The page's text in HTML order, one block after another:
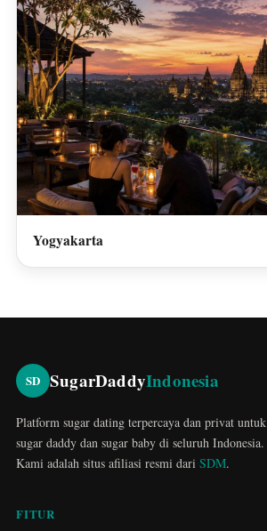
Yogyakarta
SD SugarDaddyIndonesia
Platform sugar dating terpercaya dan privat untuk
sugar daddy dan sugar baby di seluruh Indonesia.
Kami adalah situs afiliasi resmi dari SDM.
FITUR